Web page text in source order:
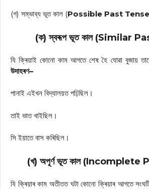
(গ) সম্ভাব্য ভূত কাল (Possible Past Tense
(ক) স্বৰূপ ভূত কাল (Similar
যি ক্ৰিয়াই কোনো কাম আগতে শেষ হৈ যোৱা বুজায়
উদাহৰণ–
পানাই এইখন বিদ্যালয়ত পঢ়িছিল।
তাই ভাত খাইছিল।
সি ইয়াতে বাস কৰিছিল।
(খ) অপূৰ্ণ ভূত কাল (Incomplete
যি ক্ৰিয়াৰ কাম অতীতত ঘটা কোনো ক্ৰিয়াৰ আগতে